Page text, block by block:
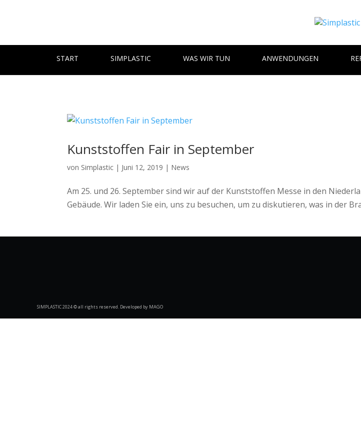
START SIMPLASTIC WAS WIR TUN ANWENDUNGEN
Kunststoffen Fair in September
von Simplastic | Juni 12, 2019 | News
Am 25. und 26. September sind wir auf der Kunststoffen Messe in den
Gebäude. Wir laden Sie ein, uns zu besuchen, um zu diskutieren, was in der
SIMPLASTIC 2024 © all rights reserved. Developed by MAGO